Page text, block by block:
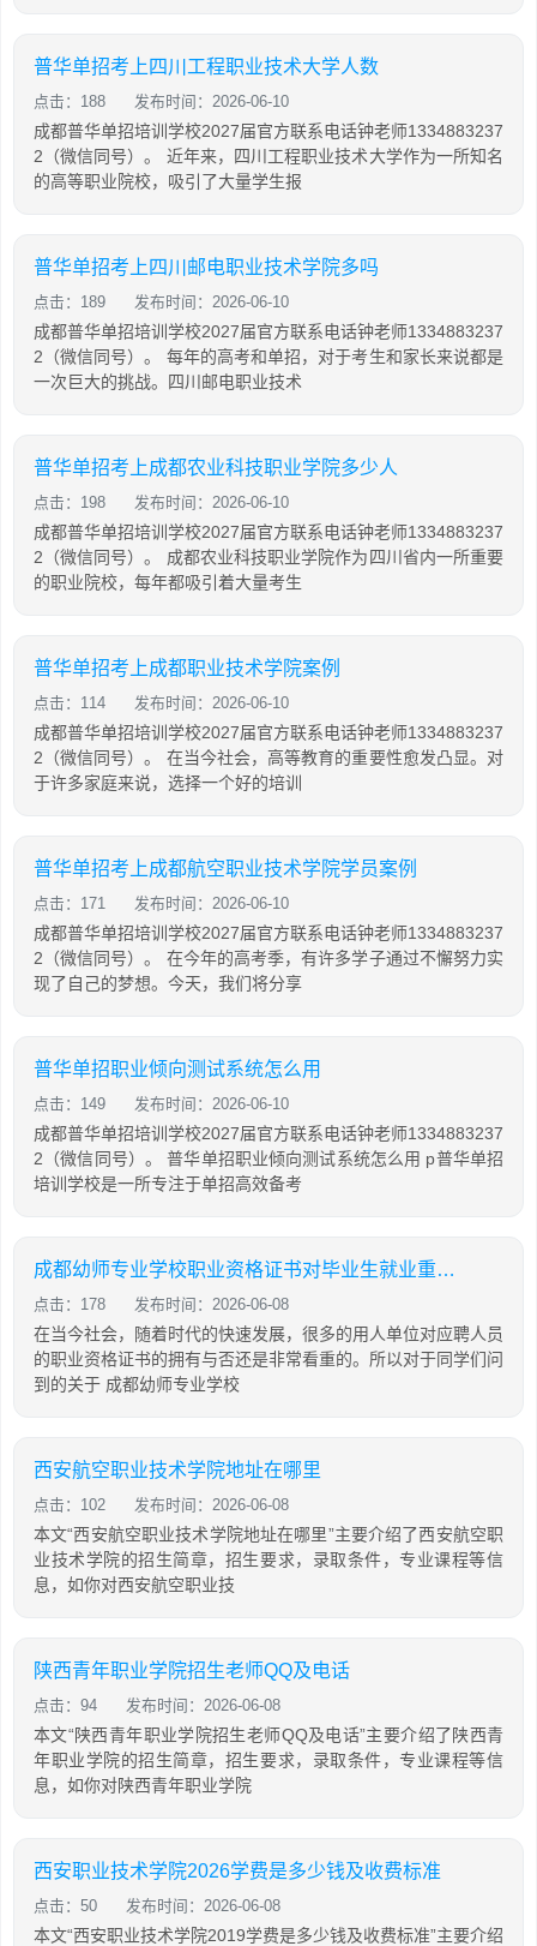
普华单招考上四川工程职业技术大学人数
点击：188 发布时间：2026-06-10
成都普华单招培训学校2027届官方联系电话钟老师1334883237
2（微信同号）。 近年来，四川工程职业技术大学作为一所知名
的高等职业院校，吸引了大量学生报
普华单招考上四川邮电职业技术学院多吗
点击：189 发布时间：2026-06-10
成都普华单招培训学校2027届官方联系电话钟老师1334883237
2（微信同号）。 每年的高考和单招，对于考生和家长来说都是
一次巨大的挑战。四川邮电职业技术
普华单招考上成都农业科技职业学院多少人
点击：198 发布时间：2026-06-10
成都普华单招培训学校2027届官方联系电话钟老师1334883237
2（微信同号）。 成都农业科技职业学院作为四川省内一所重要
的职业院校，每年都吸引着大量考生
普华单招考上成都职业技术学院案例
点击：114 发布时间：2026-06-10
成都普华单招培训学校2027届官方联系电话钟老师1334883237
2（微信同号）。 在当今社会，高等教育的重要性愈发凸显。对
于许多家庭来说，选择一个好的培训
普华单招考上成都航空职业技术学院学员案例
点击：171 发布时间：2026-06-10
成都普华单招培训学校2027届官方联系电话钟老师1334883237
2（微信同号）。 在今年的高考季，有许多学子通过不懈努力实
现了自己的梦想。今天，我们将分享
普华单招职业倾向测试系统怎么用
点击：149 发布时间：2026-06-10
成都普华单招培训学校2027届官方联系电话钟老师1334883237
2（微信同号）。 普华单招职业倾向测试系统怎么用 p普华单招
培训学校是一所专注于单招高效备考
成都幼师专业学校职业资格证书对毕业生就业重要吗
点击：178 发布时间：2026-06-08
在当今社会，随着时代的快速发展，很多的用人单位对应聘人员
的职业资格证书的拥有与否还是非常看重的。所以对于同学们问
到的关于 成都幼师专业学校
西安航空职业技术学院地址在哪里
点击：102 发布时间：2026-06-08
本文“西安航空职业技术学院地址在哪里”主要介绍了西安航空职
业技术学院的招生简章，招生要求，录取条件，专业课程等信
息，如你对西安航空职业技
陕西青年职业学院招生老师QQ及电话
点击：94 发布时间：2026-06-08
本文“陕西青年职业学院招生老师QQ及电话”主要介绍了陕西青
年职业学院的招生简章，招生要求，录取条件，专业课程等信
息，如你对陕西青年职业学院
西安职业技术学院2026学费是多少钱及收费标准
点击：50 发布时间：2026-06-08
本文“西安职业技术学院2019学费是多少钱及收费标准”主要介绍